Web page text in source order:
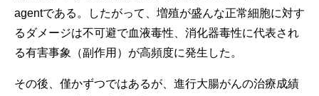
agentである。したがって、増殖が盛んな正常細胞に対す
るダメージは不可避で血液毒性、消化器毒性に代表され
る有害事象（副作用）が高頻度に発生した。
その後、僅かずつではあるが、進行大腸がんの治療成績